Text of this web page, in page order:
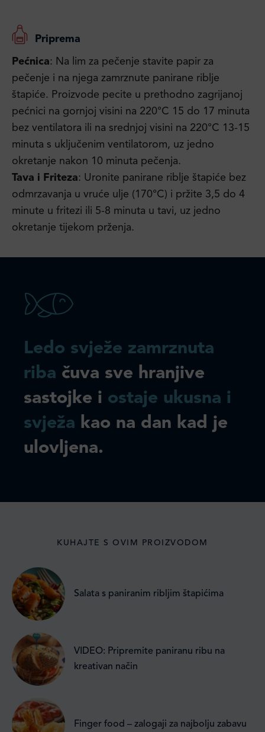
Priprema
Pećnica: Na lim za pečenje stavite papir za
pečenje i na njega zamrznute panirane riblje
štapiće. Proizvode pecite u prethodno zagrijanoj
pećnici na gornjoj visini na 220°C 15 do 17 minuta
bez ventilatora ili na srednjoj visini na 220°C 13-15
minuta s uključenim ventilatorom, uz jedno
okretanje nakon 10 minuta pečenja.
Tava i Friteza: Uronite panirane riblje štapiće bez
odmrzavanja u vruće ulje (170°C) i pržite 3,5 do 4
minute u fritezi ili 5-8 minuta u tavi, uz jedno
okretanje tijekom prženja.
Ledo svježe zamrznuta
riba čuva sve hranjive
sastojke i ostaje ukusna i
svježa kao na dan kad je
ulovljena.
KUHAJTE S OVIM PROIZVODOM
Salata s paniranim ribljim štapićima
VIDEO: Pripremite paniranu ribu na
kreativan način
Finger food – zalogaji za najbolju zabavu